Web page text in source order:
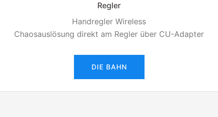
Regler
Handregler Wireless
Chaosauslösung direkt am Regler über CU-Adapter
DIE BAHN